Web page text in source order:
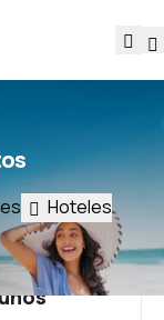
Hoteles